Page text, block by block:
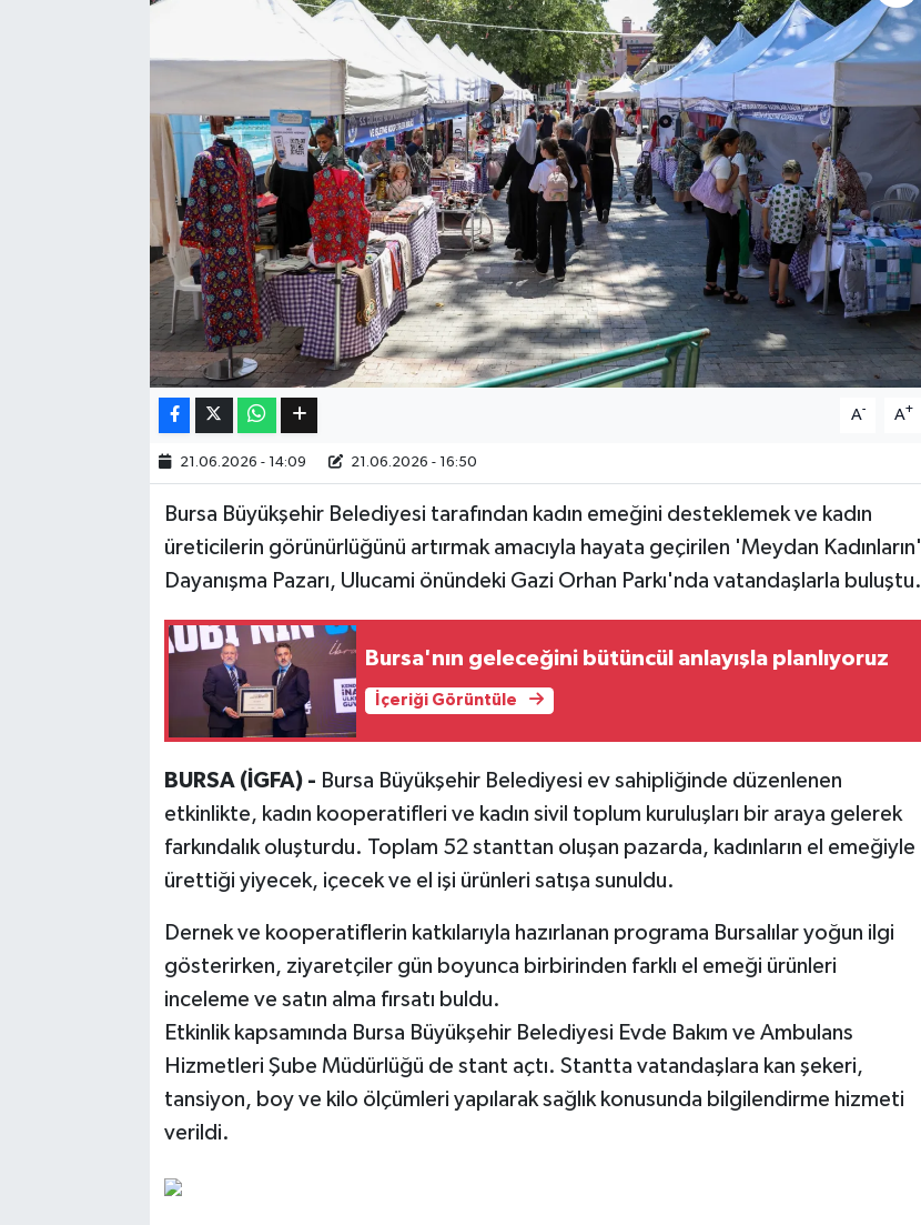
A- A+
21.06.2026 - 14:09 21.06.2026 - 16:50
Bursa Büyükşehir Belediyesi tarafından kadın emeğini desteklemek ve kadın
üreticilerin görünürlüğünü artırmak amacıyla hayata geçirilen 'Meydan Kadınların'
Dayanışma Pazarı, Ulucami önündeki Gazi Orhan Parkı'nda vatandaşlarla buluştu.
Bursa'nın geleceğini bütüncül anlayışla planlıyoruz
İçeriği Görüntüle
BURSA (İGFA) - Bursa Büyükşehir Belediyesi ev sahipliğinde düzenlenen
etkinlikte, kadın kooperatifleri ve kadın sivil toplum kuruluşları bir araya gelerek
farkındalık oluşturdu. Toplam 52 stanttan oluşan pazarda, kadınların el emeğiyle
ürettiği yiyecek, içecek ve el işi ürünleri satışa sunuldu.
Dernek ve kooperatiflerin katkılarıyla hazırlanan programa Bursalılar yoğun ilgi
gösterirken, ziyaretçiler gün boyunca birbirinden farklı el emeği ürünleri
inceleme ve satın alma fırsatı buldu.
Etkinlik kapsamında Bursa Büyükşehir Belediyesi Evde Bakım ve Ambulans
Hizmetleri Şube Müdürlüğü de stant açtı. Stantta vatandaşlara kan şekeri,
tansiyon, boy ve kilo ölçümleri yapılarak sağlık konusunda bilgilendirme hizmeti
verildi.
Kültür & Sanat
Bilim, Teknoloji